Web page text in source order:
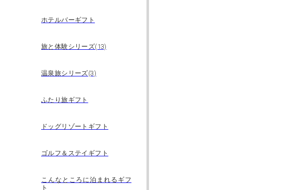
ホテルバーギフト
旅と体験シリーズ(13)
温泉旅シリーズ(3)
ふたり旅ギフト
ドッグリゾートギフト
ゴルフ＆ステイギフト
こんなところに泊まれるギフ
ト